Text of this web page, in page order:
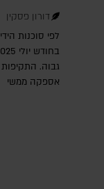
דורון פסקין
לפי סוכנות
גבוה.
אספקה ממשי